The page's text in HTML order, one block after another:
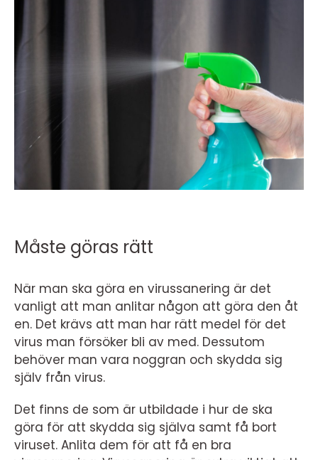
Måste göras rätt
När man ska göra en virussanering är det
vanligt att man anlitar någon att göra den åt
en. Det krävs att man har rätt medel för det
virus man försöker bli av med. Dessutom
behöver man vara noggran och skydda sig
själv från virus.
Det finns de som är utbildade i hur de ska
göra för att skydda sig själva samt få bort
viruset. Anlita dem för att få en bra